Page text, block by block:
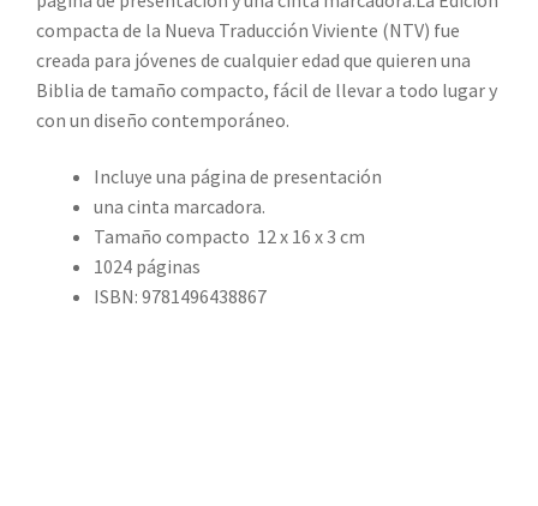
compacta de la Nueva Traducción Viviente (NTV) fue
creada para jóvenes de cualquier edad que quieren una
Biblia de tamaño compacto, fácil de llevar a todo lugar y
con un diseño contemporáneo.
Incluye una página de presentación
una cinta marcadora.
Tamaño compacto 12 x 16 x 3 cm
1024 páginas
ISBN: 9781496438867